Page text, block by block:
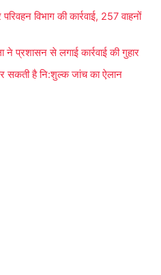
विभाग की कार्रवाई, 257 वाहनों
ने प्रशासन से लगाई कार्रवाई की गुहार
सकती है नि:शुल्क जांच का ऐलान